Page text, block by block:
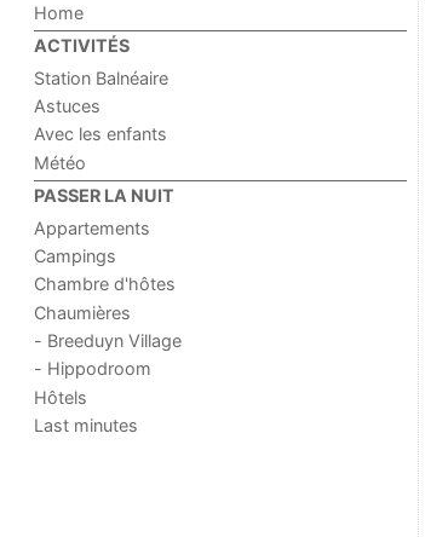
Home
ACTIVITÉS
Station Balnéaire
Astuces
Avec les enfants
Météo
PASSER LA NUIT
Appartements
Campings
Chambre d'hôtes
Chaumières
- Breeduyn Village
- Hippodroom
Hôtels
Last minutes